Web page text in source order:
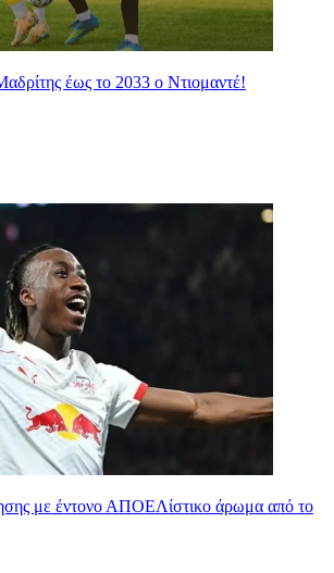
έως το 2033 ο Ντιομαντέ!
με έντονο ΑΠΟΕΛίστικο άρωμα από το